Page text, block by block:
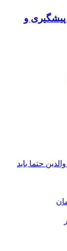
و
۱۵ سالگی که والدین حتما باید